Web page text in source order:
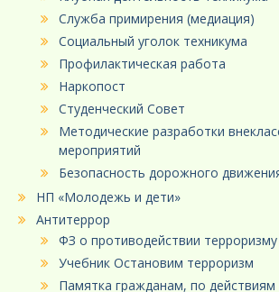
Служба примирения (медиация)
Социальный уголок техникума
Профилактическая работа
Наркопост
Студенческий Совет
Методические разработки
мероприятий
Безопасность дорожного
НП «Молодежь и дети»
Антитеррор
ФЗ о противодействии терроризму
Учебник Остановим терроризм
Памятка гражданам, по действиям